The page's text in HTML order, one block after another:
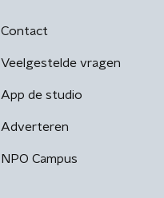
Contact
Veelgestelde vragen
App de studio
Adverteren
NPO Campus